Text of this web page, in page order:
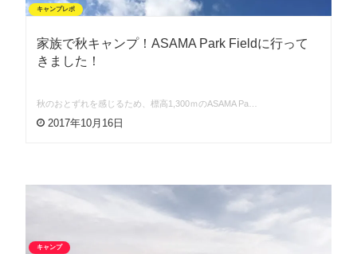
キャンプレポ
家族で秋キャンプ！ASAMA Park Fieldに行って
きました！
秋のおとずれを感じるため、標高1,300ｍのASAMA Pa…
2017年10月16日
キャンプ